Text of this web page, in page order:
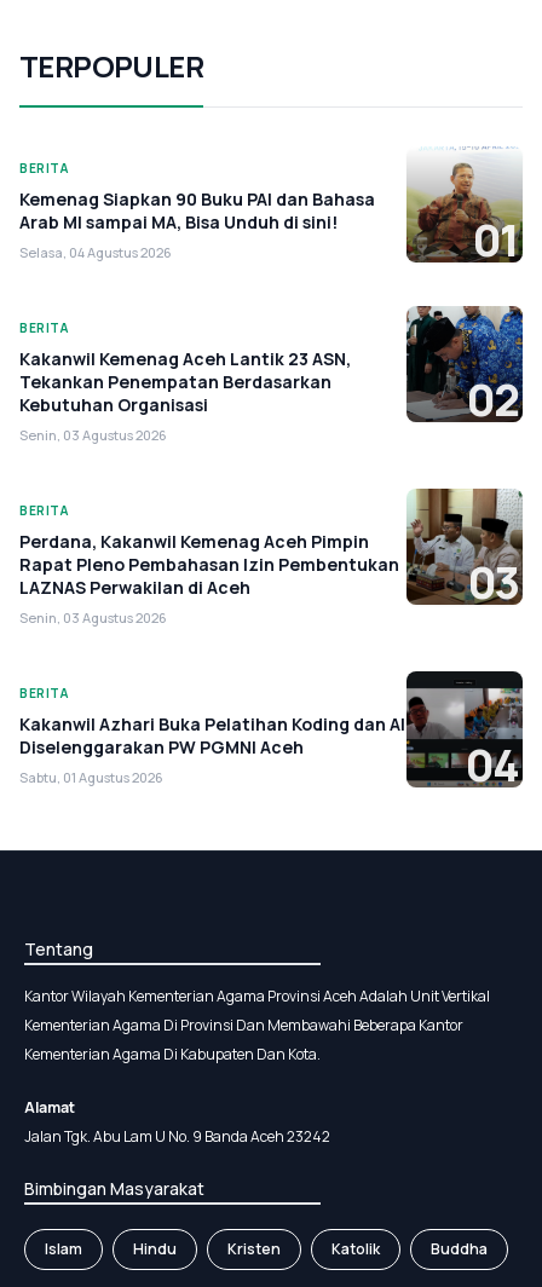
TERPOPULER
BERITA
Kemenag Siapkan 90 Buku PAI dan Bahasa
Arab MI sampai MA, Bisa Unduh di sini!
Selasa, 04 Agustus 2026 01
BERITA
Kakanwil Kemenag Aceh Lantik 23 ASN,
Tekankan Penempatan Berdasarkan
Kebutuhan Organisasi
Senin, 03 Agustus 2026
02
BERITA
Perdana, Kakanwil Kemenag Aceh Pimpin
Rapat Pleno Pembahasan Izin Pembentukan
LAZNAS Perwakilan di Aceh
Senin, 03 Agustus 2026
03
BERITA
Kakanwil Azhari Buka Pelatihan Koding dan AI
Diselenggarakan PW PGMNI Aceh
Sabtu, 01 Agustus 2026 04
Tentang
Kantor Wilayah Kementerian Agama Provinsi Aceh Adalah Unit Vertikal
Kementerian Agama Di Provinsi Dan Membawahi Beberapa Kantor
Kementerian Agama Di Kabupaten Dan Kota.
Alamat
Jalan Tgk. Abu Lam U No. 9 Banda Aceh 23242
Bimbingan Masyarakat
Islam Hindu Kristen Katolik Buddha